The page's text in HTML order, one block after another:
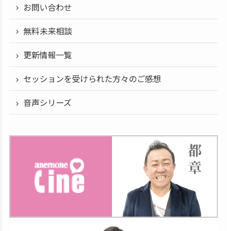
お問い合わせ
無料未来相談
更新情報一覧
セッションを受けられた方々のご感想
音声シリーズ